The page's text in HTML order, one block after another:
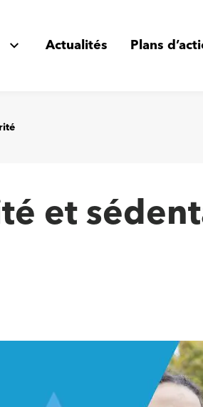
Actualités Plans
et